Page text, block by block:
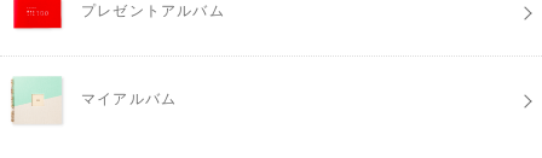
プレゼントアルバム
マイアルバム